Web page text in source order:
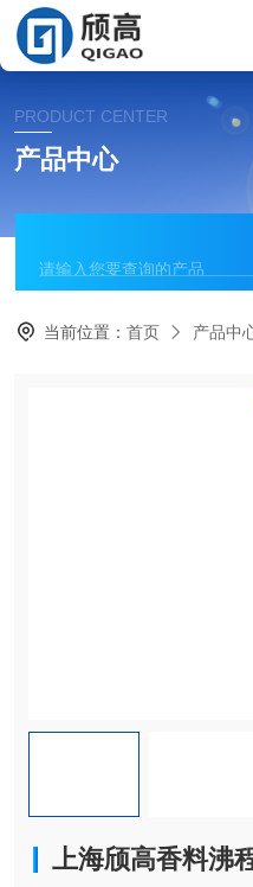
PRODUCT CENTER
产品中心
当前位置：首页 产品中
上海颀高香料沸